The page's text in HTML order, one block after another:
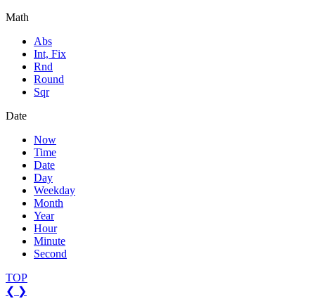
Math
Abs
Int, Fix
Rnd
Round
Sqr
Date
Now
Time
Date
Day
Weekday
Month
Year
Hour
Minute
Second
TOP
❮ ❯